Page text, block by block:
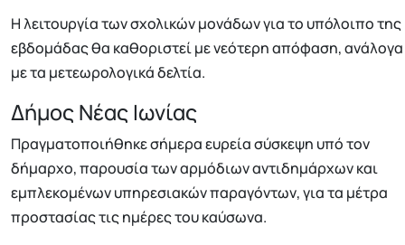
Η λειτουργία των σχολικών μονάδων για το υπόλοιπο της
εβδομάδας θα καθοριστεί με νεότερη απόφαση, ανάλογα
με τα μετεωρολογικά δελτία.
Δήμος Νέας Ιωνίας
Πραγματοποιήθηκε σήμερα ευρεία σύσκεψη υπό τον
δήμαρχο, παρουσία των αρμόδιων αντιδημάρχων και
εμπλεκομένων υπηρεσιακών παραγόντων, για τα μέτρα
προστασίας τις ημέρες του καύσωνα.